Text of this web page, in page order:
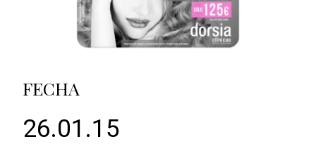
FECHA
26.01.15